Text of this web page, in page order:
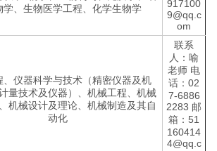
学、生物医学工程、化学生物学
917100
9@qq.c
om
、仪器科学与技术（精密仪器及机
量技术及仪器）、机械工程、机械
机械设计及理论、机械制造及其自
动化
联系
人：喻
老师 电
话：02
7-6886
2283 邮
箱：51
160414
4@qq.c